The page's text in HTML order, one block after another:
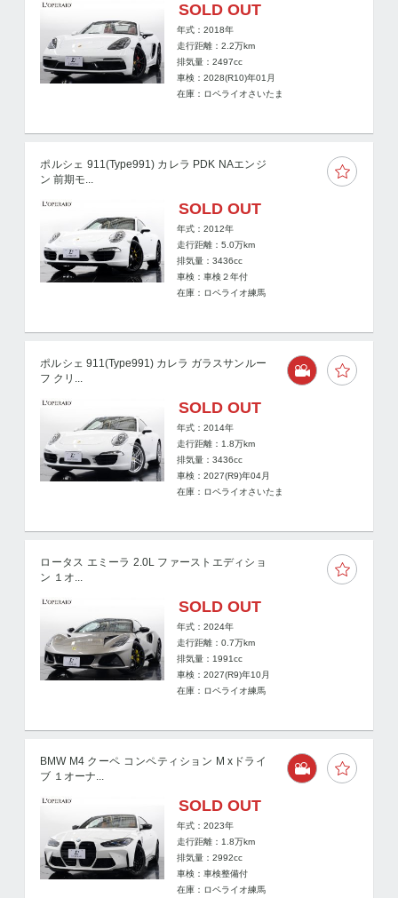
SOLD OUT
年式：2018年
走行距離：2.2万km
排気量：2497cc
車検：2028(R10)年01月
在庫：ロペライオさいたま
ポルシェ 911(Type991) カレラ PDK NAエンジ
ン 前期モ...
SOLD OUT
年式：2012年
走行距離：5.0万km
排気量：3436cc
車検：車検２年付
在庫：ロペライオ練馬
ポルシェ 911(Type991) カレラ ガラスサンルー
フ クリ...
SOLD OUT
年式：2014年
走行距離： 1.8万km
排気量：3436cc
車検：2027(R9)年04月
在庫：ロペライオさいたま
ロータス エミーラ 2.0L ファーストエディショ
ン １オ...
SOLD OUT
年式：2024年
走行距離：0.7万km
排気量：1991cc
車検：2027(R9)年10月
在庫：ロペライオ練馬
BMW M4 クーペ コンペティション M xドライ
ブ １オーナ...
SOLD OUT
年式：2023年
走行距離： 1.8万km
排気量：2992cc
車検：車検整備付
在庫：ロペライオ練馬